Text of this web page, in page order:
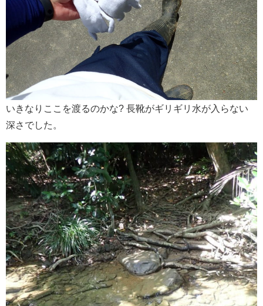
いきなりここを渡るのかな? 長靴がギリギリ水が入らない
深さでした。